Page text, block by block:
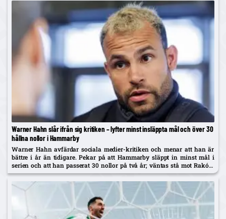
Warner Hahn slår ifrån sig kritiken – lyfter minst insläppta mål och över 30
hållna nollor i Hammarby
Warner Hahn avfärdar sociala medier-kritiken och menar att han är
bättre i år än tidigare. Pekar på att Hammarby släppt in minst mål i
serien och att han passerat 30 nollor på två år; väntas stå mot Raków
på torsdag.